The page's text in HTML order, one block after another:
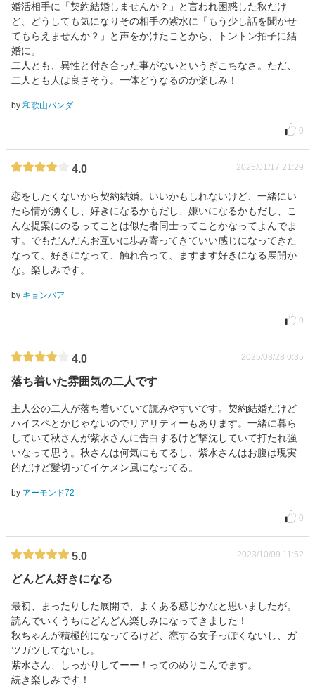
婚活相手に「契約結婚しませんか？」と言われ困惑した秋だけ
ど、どうしても気になりその相手の紫水に「もう少し話を聞かせ
てもらえませんか？」と声をかけたことから、トントン拍子に結
婚に。
二人とも、異性と付き合った事がないというぎこちなさ。ただ、
二人とも人は良さそう。一体どうなるのか楽しみ！
by 和歌山パンダ
0
4.0 2025/01/17 21:29
恋をしたくないから契約結婚。いいかもしれないけど、一緒にい
たら情が湧くし、好きになるかもだし、嫌いになるかもだし、こ
んな提案にのるってことは似た者同士ってことかなってよんでま
す。でもだんだんお互いに歩み寄ってきていい感じになってきた
なって、好きになって、触れ合って、ますます好きになる展開か
な。楽しみです。
by キョンバア
0
4.0 2025/03/28 0:35
落ち着いた雰囲気の二人です
主人公の二人が落ち着いていて読みやすいです。契約結婚だけど
ハイスペとかじゃないのでリアリティーもあります。一緒に暮ら
していて秋さんが紫水さんに告白するけど撃沈していて打たれ強
いなって思う。秋さんは何気にもてるし、紫水さんはお腹は現実
的だけど髪切ってイケメン風になってる。
by アーモンド72
0
5.0 2023/10/09 11:52
どんどん好きになる
最初、まったりした展開で、よくある感じかなと思いましたが。
読んでいくうちにどんどん楽しみになってきました！
秋ちゃんが積極的になってるけど、恋する女子っぽくないし、ガ
ツガツしてないし。
紫水さん、しっかりしてーー！ってのめりこんでます。
続き楽しみです！